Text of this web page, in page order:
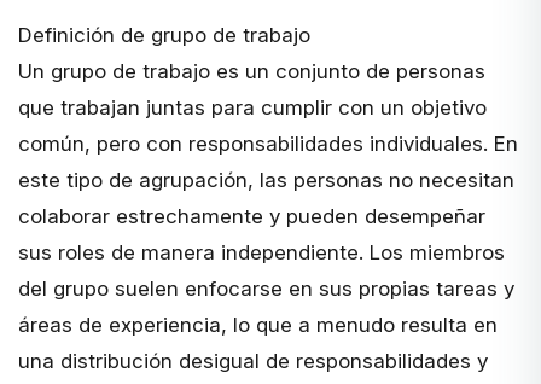
Definición de grupo de trabajo
Un grupo de trabajo es un conjunto de personas
que trabajan juntas para cumplir con un objetivo
común, pero con responsabilidades individuales. En
este tipo de agrupación, las personas no necesitan
colaborar estrechamente y pueden desempeñar
sus roles de manera independiente. Los miembros
del grupo suelen enfocarse en sus propias tareas y
áreas de experiencia, lo que a menudo resulta en
una distribución desigual de responsabilidades y